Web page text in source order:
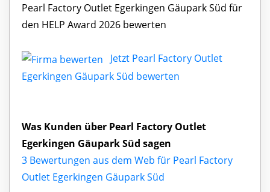
Pearl Factory Outlet Egerkingen Gäupark Süd für
den HELP Award 2026 bewerten
Jetzt Pearl Factory Outlet
Egerkingen Gäupark Süd bewerten
Was Kunden über Pearl Factory Outlet
Egerkingen Gäupark Süd sagen
3 Bewertungen aus dem Web für Pearl Factory
Outlet Egerkingen Gäupark Süd